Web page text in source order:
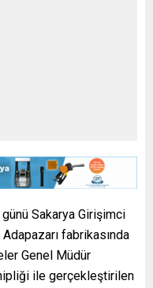
Sakarya Girişimci
fabrikasında
Genel Müdür
ile gerçekleştirilen